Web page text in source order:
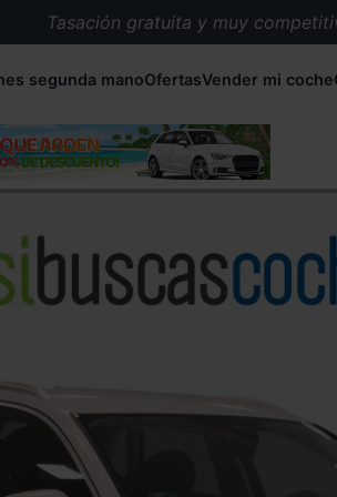
Tasación gratuita y muy
Más de 5.000 conductores
Buscamos el coche que tu
Recogemos tu coche en cualquier
Compramos tu coche. Pago
segunda manoOfertasVender mi coche